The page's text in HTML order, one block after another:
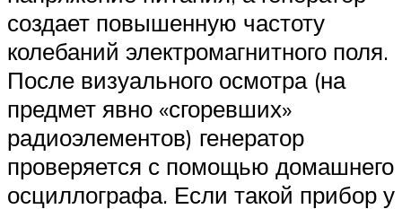
создает повышенную частоту
колебаний электромагнитного поля.
После визуального осмотра (на
предмет явно «сгоревших»
радиоэлементов) генератор
проверяется с помощью домашнего
осциллографа. Если такой прибор у